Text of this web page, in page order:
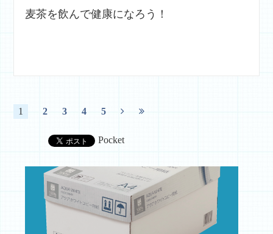
麦茶を飲んで健康になろう！
1 2 3 4 5
Pocket